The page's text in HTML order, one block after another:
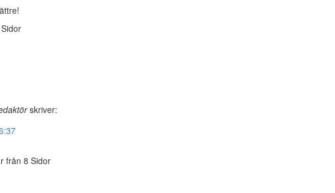
skriver:
från 8 Sidor